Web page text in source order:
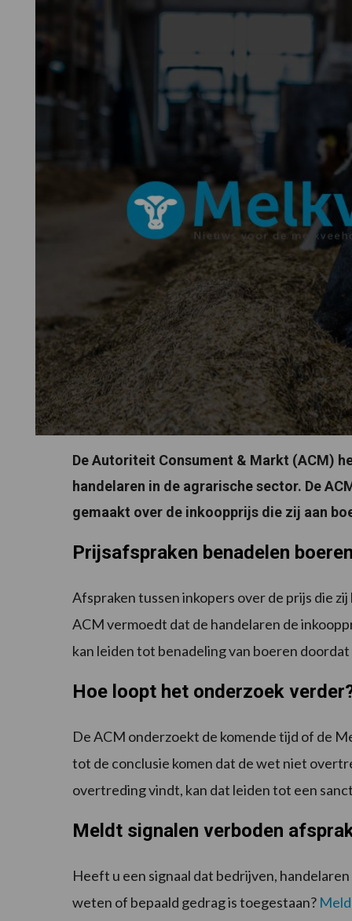
De Autoriteit Consument & Markt (ACM)
handelaren in de agrarische sector. De
gemaakt over de inkoopprijs die zij aan
Prijsafspraken benadelen boeren
Afspraken tussen inkopers over de prijs die
ACM vermoedt dat de handelaren de
kan leiden tot benadeling van boeren
Hoe loopt het onderzoek
De ACM onderzoekt de komende tijd of de
tot de conclusie komen dat de wet niet
overtreding vindt, kan dat leiden tot een
Meldt signalen verboden
Heeft u een signaal dat bedrijven,
weten of bepaald gedrag is toegestaan?